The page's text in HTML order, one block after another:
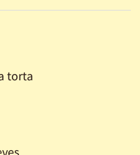
torta